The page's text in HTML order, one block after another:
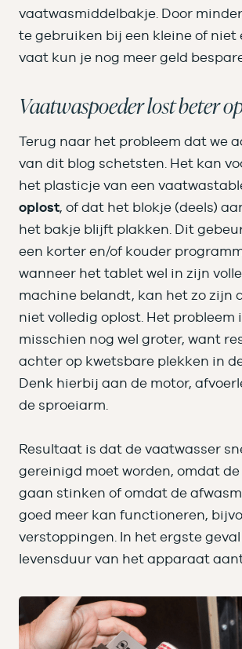
vaatwasmiddelbakje. Door
te gebruiken bij een kleine of niet
vaat kun je nog meer geld
Vaatwaspoeder lost beter
Terug naar het probleem dat we
van dit blog schetsten. Het kan
het plasticje van een
oplost, of dat het blokje (deels)
het bakje blijft plakken. Dit
een korter en/of kouder
wanneer het tablet wel in zijn
machine belandt, kan het zo zijn
niet volledig oplost. Het probleem
misschien nog wel groter, want
achter op kwetsbare plekken in
Denk hierbij aan de motor,
de sproeiarm.
Resultaat is dat de vaatwasser
gereinigd moet worden, omdat de
gaan stinken of omdat de
goed meer kan functioneren,
verstoppingen. In het ergste
levensduur van het apparaat